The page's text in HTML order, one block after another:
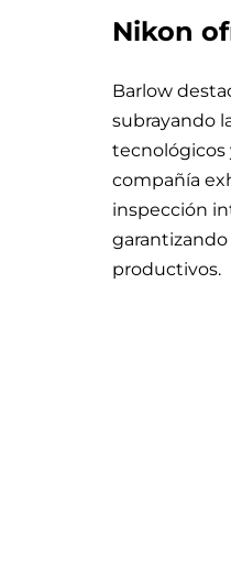
Nikon
Barlow
subrayando
tecnológicos
compañía
inspección
garantizando
productivos.